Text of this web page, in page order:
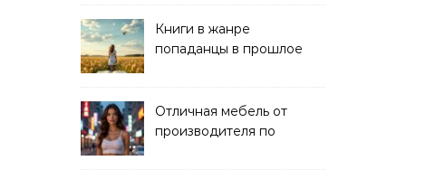
Книги в жанре
попаданцы в прошлое
Отличная мебель от
производителя по